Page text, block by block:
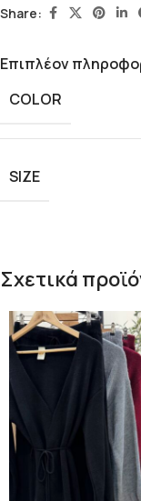
Share:
Επιπλέον
COLOR
SIZE
Σχετικά